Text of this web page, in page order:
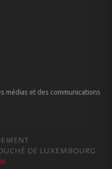
médias et des communications